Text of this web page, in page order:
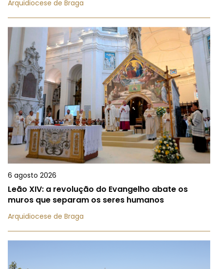
Arquidiocese de Braga
6 agosto 2026
Leão XIV: a revolução do Evangelho abate os
muros que separam os seres humanos
Arquidiocese de Braga